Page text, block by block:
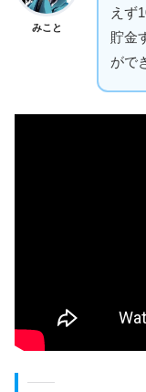
みこと
えず
貯金
がで